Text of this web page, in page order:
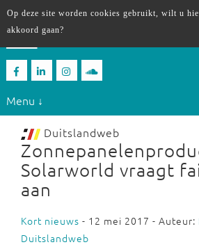
Menu ↓
Duitslandweb
Solarworld vraagt
aan
Kort nieuws - 12 mei 2017 - Auteur:
Duitslandweb
Op deze site worden cookies gebruikt, wilt u
akkoord gaan?